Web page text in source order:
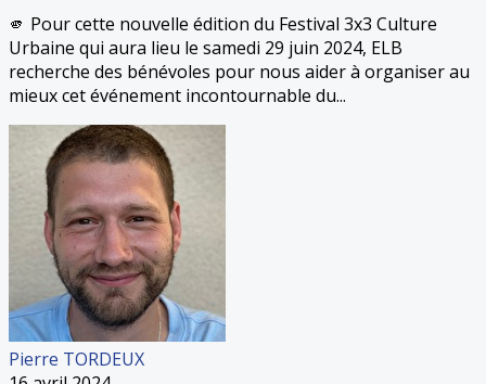
🫵 Pour cette nouvelle édition du Festival 3x3 Culture
Urbaine qui aura lieu le samedi 29 juin 2024, ELB
recherche des bénévoles pour nous aider à organiser au
mieux cet événement incontournable du...
Pierre TORDEUX